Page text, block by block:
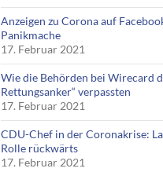
Anzeigen zu Corona auf
Panikmache
17. Februar 2021
Wie die Behörden bei Wirecard
Rettungsanker“ verpassten
17. Februar 2021
CDU-Chef in der Coronakrise:
Rolle rückwärts
17. Februar 2021